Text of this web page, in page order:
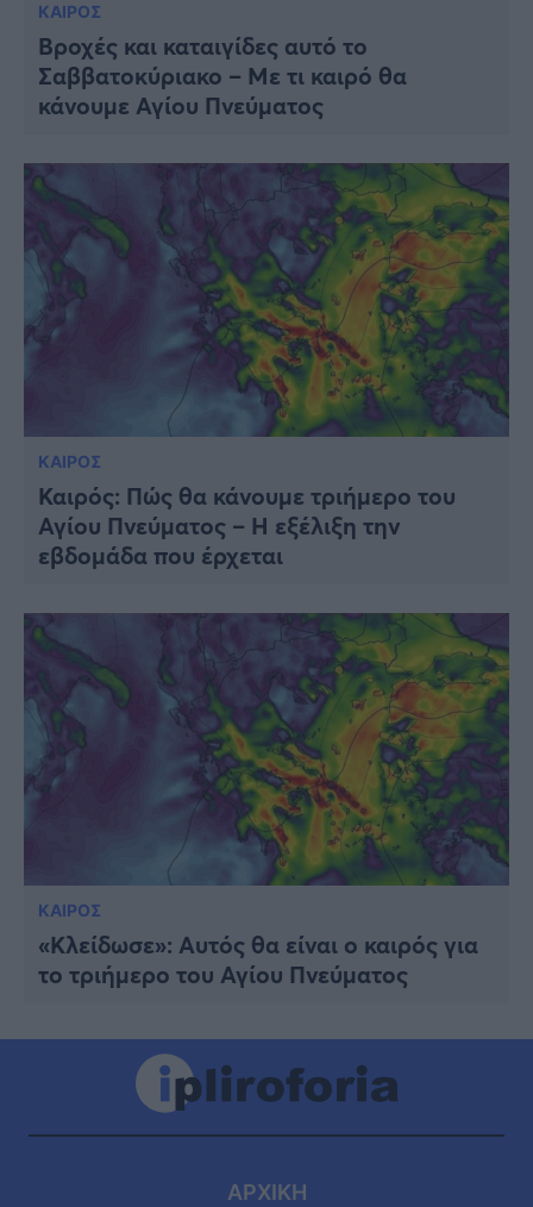
ΚΑΙΡΟΣ
Βροχές και καταιγίδες αυτό το
Σαββατοκύριακο – Με τι καιρό θα
κάνουμε Αγίου Πνεύματος
ΚΑΙΡΟΣ
Καιρός: Πώς θα κάνουμε τριήμερο του
Αγίου Πνεύματος – Η εξέλιξη την
εβδομάδα που έρχεται
ΚΑΙΡΟΣ
«Κλείδωσε»: Αυτός θα είναι ο καιρός για
το τριήμερο του Αγίου Πνεύματος
ΑΡΧΙΚΗ